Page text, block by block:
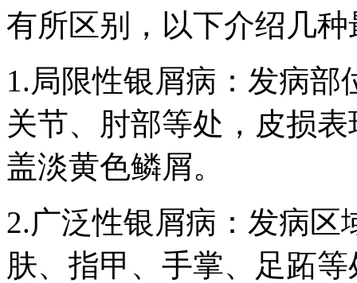
有所区别，以下介绍几
1.局限性银屑病：发病
关节、肘部等处，皮损
盖淡黄色鳞屑。
2.广泛性银屑病：发病区
肤、指甲、手掌、足跖